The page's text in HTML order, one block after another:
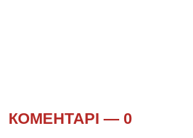
КОМЕНТАРІ — 0